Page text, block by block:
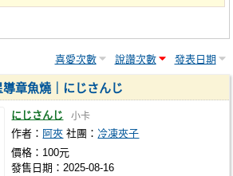
喜愛次數 說讚次數 發表日期
導章魚燒｜にじさんじ
にじさんじ 小卡
作者： 阿夾 社團： 冷凍夾子
價格：100元
發售日期：2025-08-16